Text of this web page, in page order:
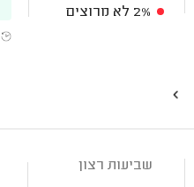
2% לא מרוצים
שביעות רצון